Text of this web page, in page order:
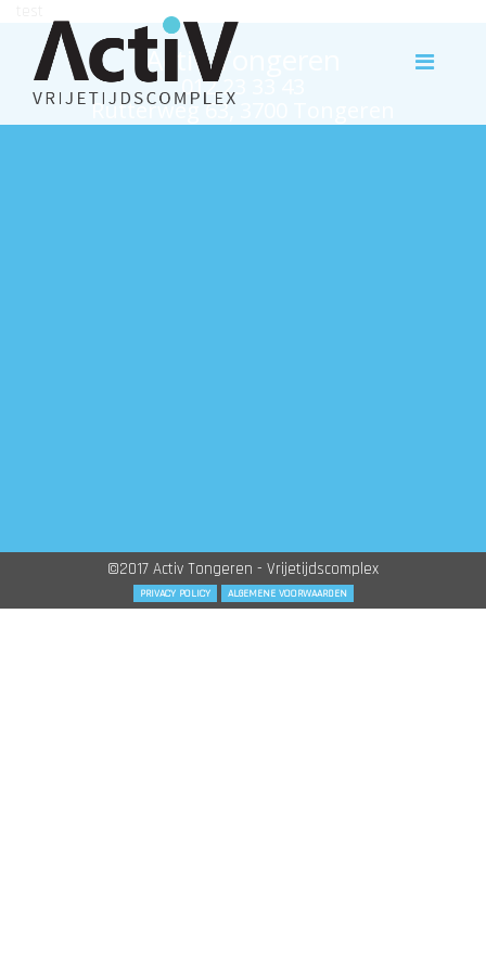
Activ Tongeren
012 23 33 43
Rutterweg 63, 3700 Tongeren
©2017 Activ Tongeren - Vrijetijdscomplex
PRIVACY POLICY ALGEMENE VOORWAARDEN